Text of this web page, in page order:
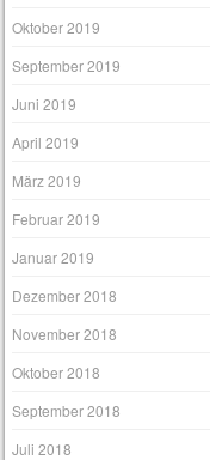
Oktober 2019
September 2019
Juni 2019
April 2019
März 2019
Februar 2019
Januar 2019
Dezember 2018
November 2018
Oktober 2018
September 2018
Juli 2018